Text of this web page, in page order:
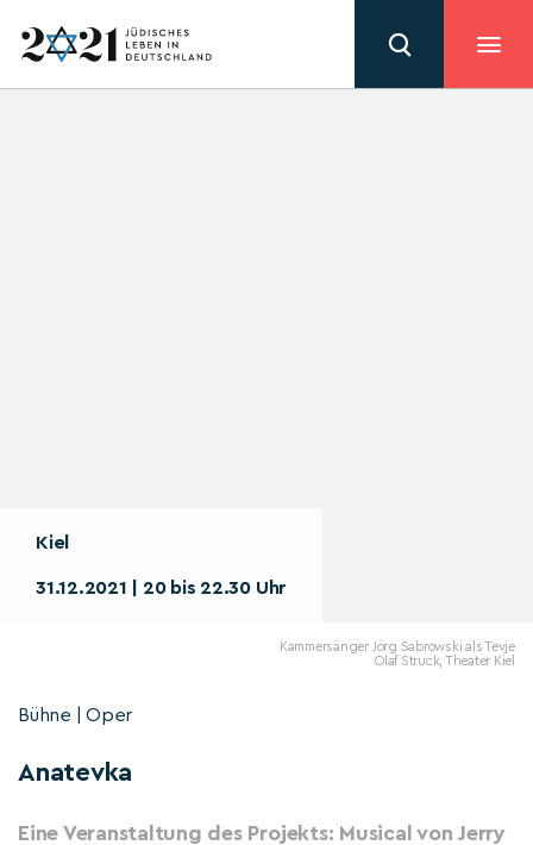
Kiel
31.12.2021 | 20 bis 22.30 Uhr
Kammersänger Jörg Sabrowski als Tevje
Olaf Struck, Theater Kiel
Bühne | Oper
Anatevka
Eine Veranstaltung des Projekts: Musical von Jerry